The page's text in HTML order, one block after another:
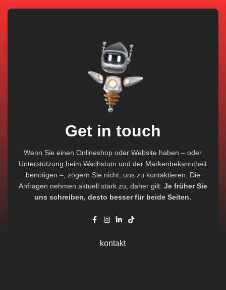
Get in touch
Wenn Sie einen Onlineshop oder Website haben – oder
Unterstützung beim Wachstum und der Markenbekanntheit
benötigen –, zögern Sie nicht, uns zu kontaktieren. Die
Anfragen nehmen aktuell stark zu, daher gilt: Je früher Sie
uns schreiben, desto besser für beide Seiten.
kontakt